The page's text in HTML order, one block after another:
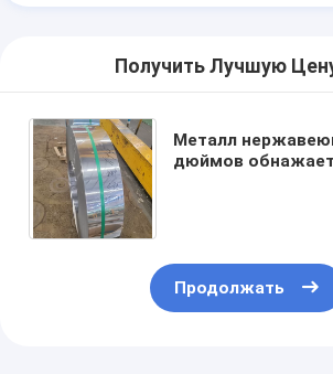
Получить Лучшую
Металл
дюймов
Продолжать